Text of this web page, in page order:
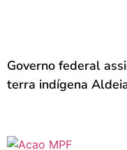
Governo federal
terra indígena